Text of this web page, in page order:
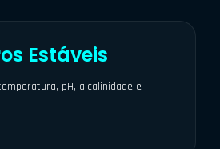
Estáveis
pH, alcalinidade e